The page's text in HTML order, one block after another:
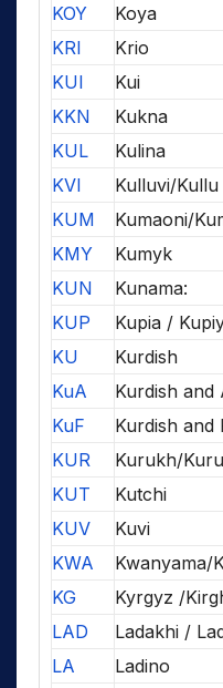
KOY
Koya
KRI
Krio
KUI
Kui
KKN
Kukna
KUL
Kulina
KVI
Kulluvi/Kullu
KUM
Kumaoni/
KMY
Kumyk
KUN
Kunama:
KUP
Kupia /
KU
Kurdish
KuA
Kurdish and
KuF
Kurdish and
KUR
Kurukh/
KUT
Kutchi
KUV
Kuvi
KWA
Kwanyama/
KG
Kyrgyz /
LAD
Ladakhi /
LA
Ladino